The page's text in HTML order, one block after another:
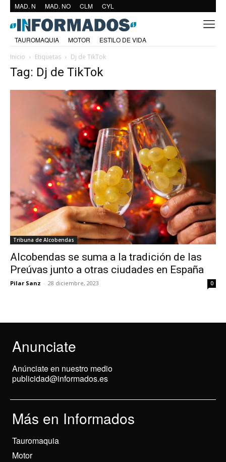
MAD. N MAD. NO CLM CYL
TAUROMAQUIA MOTOR
ESTILO DE VIDA
Inicio
Etiquetas Dj de TikTok
Tag: Dj de TikTok
Tribuna de Alcobendas
Alcobendas se suma a la tradición de las
Preúvas junto a otras ciudades en España
Pilar Sanz - 28 diciembre, 2023 0
Anunciate
Anúnciate en nuestro medio
publicidad@informados.es
Más en Informados
Tauromaquia
Motor